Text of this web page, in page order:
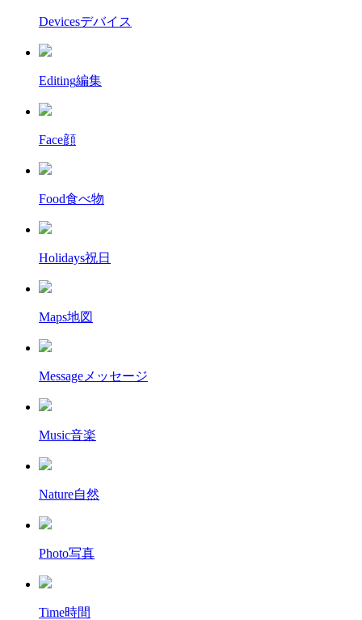
Devicesデバイス
Editing編集
Face顔
Food食べ物
Holidays祝日
Maps地図
Message メッセージ
Music音楽
Nature自然
Photo写真
Time時間